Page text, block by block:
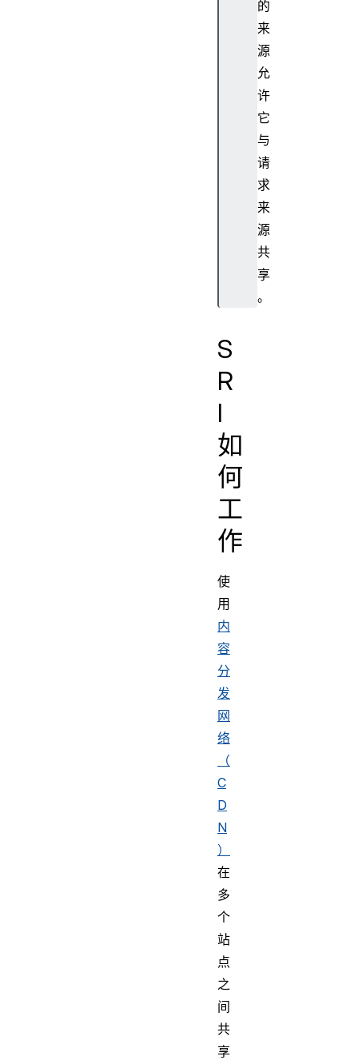
的
来
源
允
许
它
与
请
求
来
源
共
享
。
S
R
I
如
何
工
作
使
用
内
容
分
发
网
络
（
C
D
N
）
在
多
个
站
点
之
间
共
享